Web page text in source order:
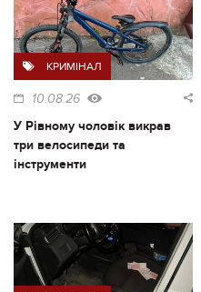
КРИМІНАЛ
10.08.26
У Рівному чоловік викрав
три велосипеди та
інструменти